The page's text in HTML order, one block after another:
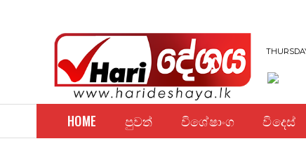
HOME පුවත් විශේෂාංග විදෙස්